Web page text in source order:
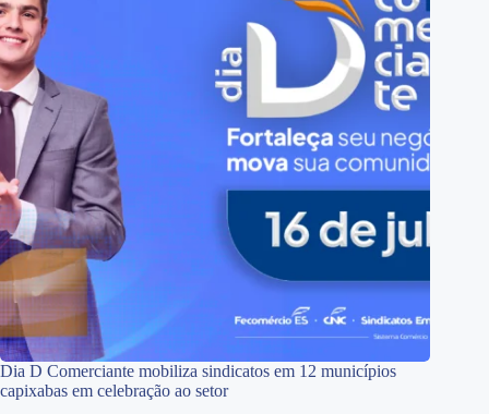
Dia D Comerciante mobiliza sindicatos em 12 municípios
capixabas em celebração ao setor